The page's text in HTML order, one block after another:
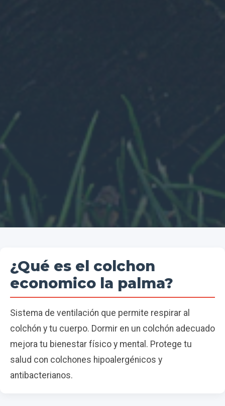
¿Qué es el colchon
economico la palma?
Sistema de ventilación que permite respirar al
colchón y tu cuerpo. Dormir en un colchón adecuado
mejora tu bienestar físico y mental. Protege tu
salud con colchones hipoalergénicos y
antibacterianos.